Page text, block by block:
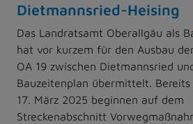
Dietmannsried-Heising
Das Landratsamt Oberallgäu als
hat vor kurzem für den Ausbau
OA 19 zwischen Dietmannsried
Bauzeitenplan übermittelt. Bereits
17. März 2025 beginnen auf dem
Streckenabschnitt